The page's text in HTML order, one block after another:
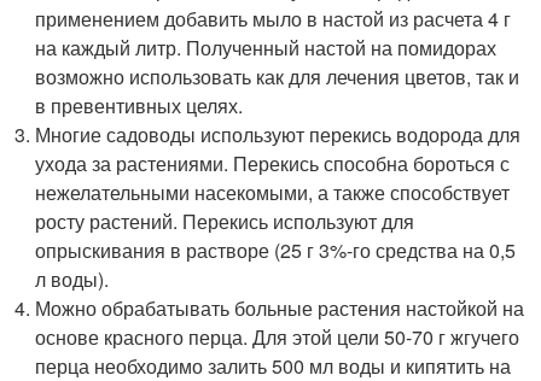
применением добавить мыло в настой из расчета 4 г
на каждый литр. Полученный настой на помидорах
возможно использовать как для лечения цветов, так и
в превентивных целях.
Многие садоводы используют перекись водорода для
ухода за растениями. Перекись способна бороться с
нежелательными насекомыми, а также способствует
росту растений. Перекись используют для
опрыскивания в растворе (25 г 3%-го средства на 0,5
л воды).
Можно обрабатывать больные растения настойкой на
основе красного перца. Для этой цели 50-70 г жгучего
перца необходимо залить 500 мл воды и кипятить на